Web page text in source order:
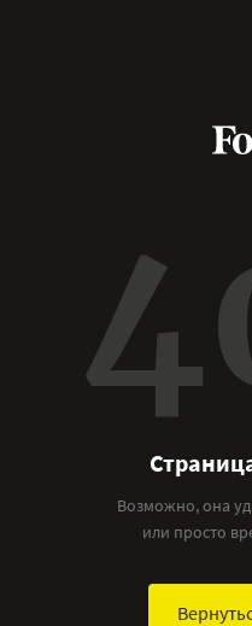
Возможно, она
или просто